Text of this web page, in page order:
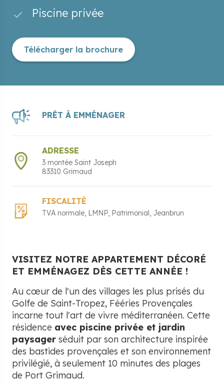
Piscine privée
Télécharger la brochure
PRÊT À EMMÉNAGER
ADRESSE
3 montée Saint Joseph
83310 Grimaud
FISCALITÉ
TVA normale LMNP Patrimonial Jeanbrun
VISITEZ NOTRE APPARTEMENT DÉCORÉ
ET EMMÉNAGEZ DÈS CETTE ANNÉE !
Au cœur de l'un des villages les plus prisés du
Golfe de Saint-Tropez, Fééries Provençales
incarne tout l'art de vivre méditerranéen. Cette
résidence avec piscine privée et jardin
paysager séduit par son architecture inspirée
des bastides provençales et son environnement
privilégié, à seulement 10 minutes des plages
de Port Grimaud.